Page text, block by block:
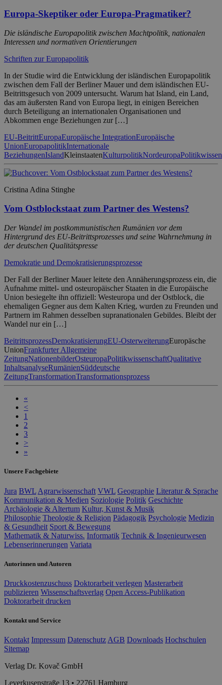
Europa-Skeptiker oder Europa-Pragmatiker?
Die isländische Europapolitik zwischen Machtpolitik, nationalen
Interessen und normativen Orientierungen
Schriften zur Europapolitik
In der Studie wird die Entwicklung der isländischen Europapolitik
zwischen dem Fall der Berliner Mauer und dem isländischen EU-
Beitrittsgesuch von 2009 untersucht. Warum hat Island, ein Land,
das am äußersten Rand von Europa liegt, in einigen Bereichen
durch Beteiligung an internationalen Organisationen und
Abkommen enge Beziehungen zur […]
EU-BeitrittEuropaEuropäische IntegrationEuropäische
UnionEuropapolitikInternationale
BeziehungenIslandKleinstaatenKulturpolitikNordeuropa
Cristina Adina Stinghe
Vom Ostblockstaat zum Partner des Westens?
Der Wandel im postkommunistischen Rumänien vor dem
Hintergrund des EU-Beitrittsprozesses und seine Wahrnehmung in
der deutschen Qualitätspresse
Demokratie und Demokratisierungsprozesse
Der Fall der Berliner Mauer leitete den Annäherungsprozess ein, die
Aufnahme mittel- und osteuropäischer Staaten in die Europäische
Union besiegelte ihn offiziell: Westeuropa und der Ostblock, die
ehemaligen Gegner aus dem Kalten Krieg, wurden zu Freunden und
Partnern im Rahmen desselben supranationalen Gebildes. Bleibt der
Wandel nur ein […]
BeitrittsprozessDemokratisierungEU-OsterweiterungEuropäsche
UnionFrankfurter Allgemeine
ZeitungNationenbilderOsteuropaPolitikwissenschaftQualitative
InhaltsanalyseRumänienSüddeutsche
ZeitungTransformationTransformationsprozess
«
<
1
2
3
>
»
Unsere Fachgebiete
Jura BWL Agrarwissenschaft VWL Geographie Literatur & Sprache
Kommunikation & Medien Soziologie Politik Geschichte
Archäologie & Altertum Kultur, Kunst & Musik
Philosophie Theologie & Religion Pädagogik Psychologie Medizin
& Gesundheit Sport & Bewegung
Mathematik & Naturwiss. Informatik Technik & Ingenieurwesen
Lebenserinnerungen Variata
Autorinnen und Autoren
Druckkostenzuschuss Doktorarbeit verlegen Masterarbeit
publizieren Wissenschaftsverlag Open Access-Publikation
Doktorarbeit drucken
Kontakt und Service
Kontakt Impressum Datenschutz AGB Downloads Hochschulen
Sitemap
Verlag Dr. Kovač GmbH
Leverkusenstraße 13 • 22761 Hamburg